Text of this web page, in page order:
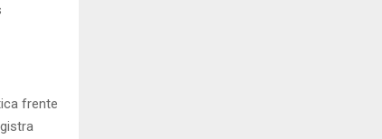
frente